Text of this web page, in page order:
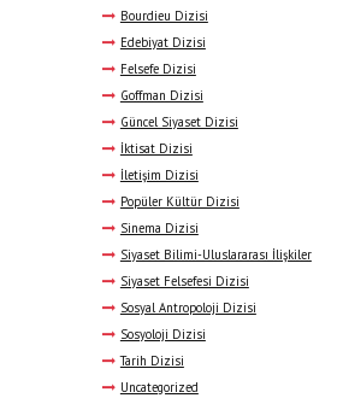
Bourdieu Dizisi
Edebiyat Dizisi
Felsefe Dizisi
Goffman Dizisi
Güncel Siyaset Dizisi
İktisat Dizisi
İletişim Dizisi
Popüler Kültür Dizisi
Sinema Dizisi
Siyaset Bilimi-Uluslararası İlişkiler
Siyaset Felsefesi Dizisi
Sosyal Antropoloji Dizisi
Sosyoloji Dizisi
Tarih Dizisi
Uncategorized